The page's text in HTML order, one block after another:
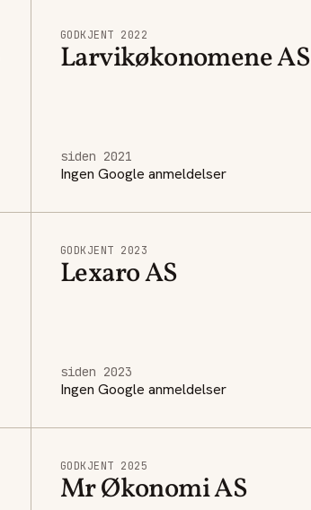
GODKJENT 2022
Larvikøkonomene AS
siden 2021
Ingen Google anmeldelser
GODKJENT 2023
Lexaro AS
siden 2023
Ingen Google anmeldelser
GODKJENT 2025
Mr Økonomi AS